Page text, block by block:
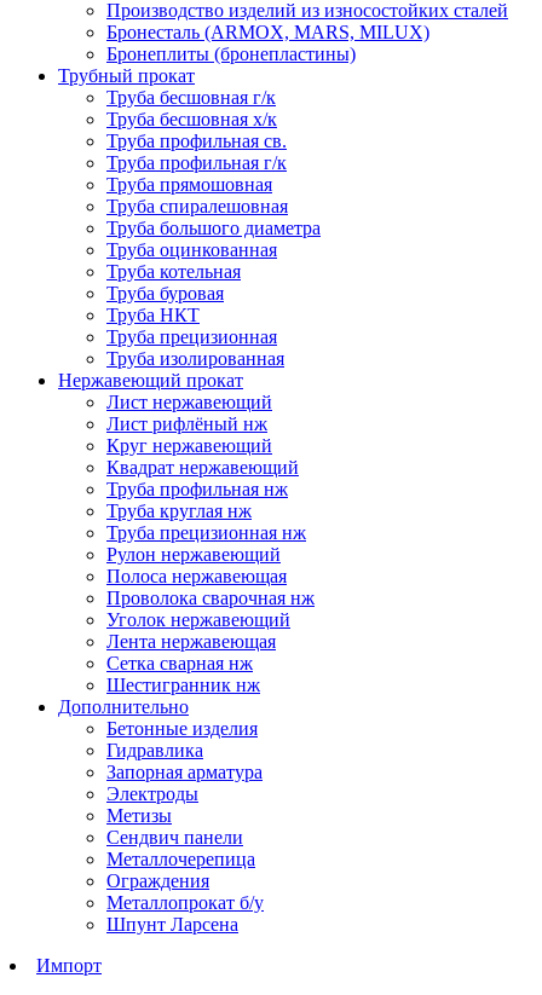
Производство изделий из износостойких сталей
Бронесталь (ARMOX, MARS, MILUX)
Бронеплиты (бронепластины)
Трубный прокат
Труба бесшовная г/к
Труба бесшовная х/к
Труба профильная св.
Труба профильная г/к
Труба прямошовная
Труба спиралешовная
Труба большого диаметра
Труба оцинкованная
Труба котельная
Труба буровая
Труба НКТ
Труба прецизионная
Труба изолированная
Нержавеющий прокат
Лист нержавеющий
Лист рифлёный нж
Круг нержавеющий
Квадрат нержавеющий
Труба профильная нж
Труба круглая нж
Труба прецизионная нж
Рулон нержавеющий
Полоса нержавеющая
Проволока сварочная нж
Уголок нержавеющий
Лента нержавеющая
Сетка сварная нж
Шестигранник нж
Дополнительно
Бетонные изделия
Гидравлика
Запорная арматура
Электроды
Метизы
Сендвич панели
Металлочерепица
Ограждения
Металлопрокат б/у
Шпунт Ларсена
Импорт